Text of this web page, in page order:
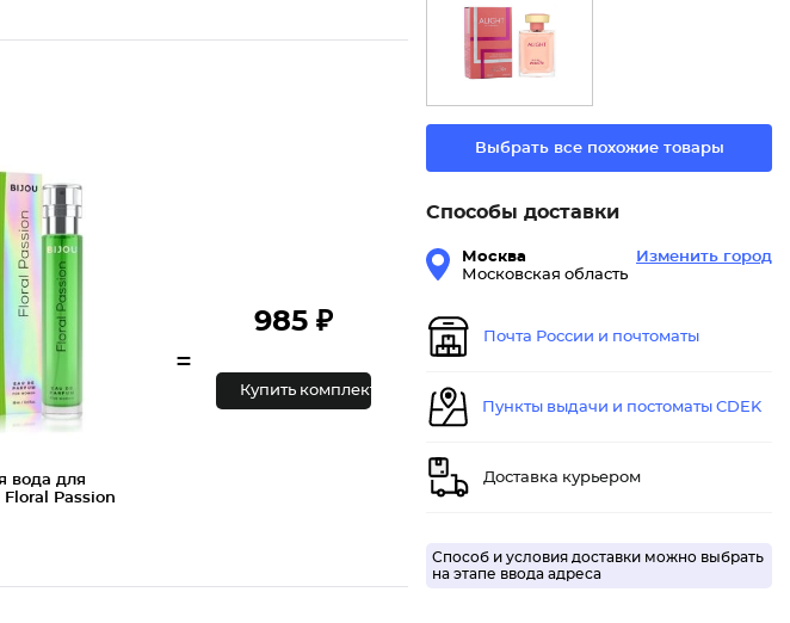
вода для
Passion
=
985 ₽
Купить комплект
Выбрать все похожие товары
Способы доставки
Москва
Московская область
Изменить город
Почта России и почтоматы
Пункты выдачи и постоматы CDEK
Доставка курьером
Способ и условия доставки можно выбрать
на этапе ввода адреса